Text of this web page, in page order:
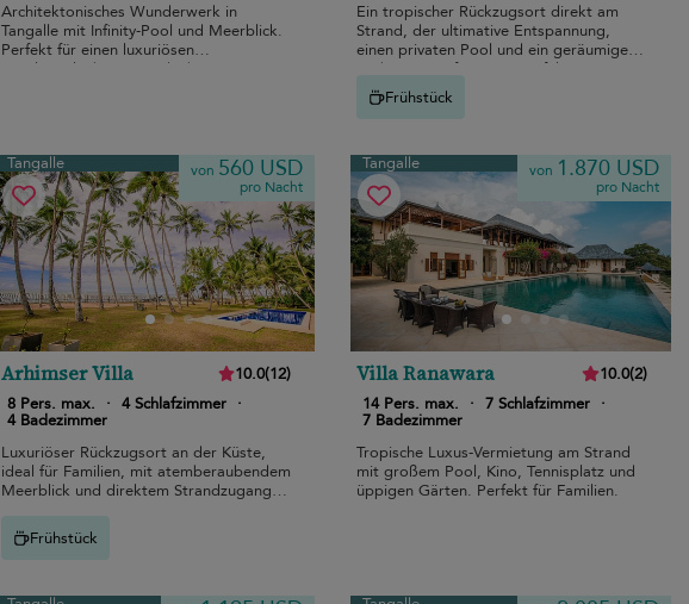
Architektonisches Wunderwerk in
Tangalle mit Infinity-Pool und Meerblick.
Perfekt für einen luxuriösen
Familienurlaub in Strandnähe.
Ein tropischer Rückzugsort direkt am
Strand, der ultimative Entspannung,
einen privaten Pool und ein geräumiges
Wohnzimmer für einen perfekten
Familienurlaub bietet.
Frühstück
Tangalle von 560 USD
pro Nacht
Arhimser Villa 10.0(12)
8 Pers. max.
· 4 Schlafzimmer ·
4 Badezimmer
Luxuriöser Rückzugsort an der Küste,
ideal für Familien, mit atemberaubendem
Meerblick und direktem Strandzugang in
Frühstück
Tangalle von 1.870 USD
pro Nacht
Villa Ranawara 10.0(2)
14 Pers. max.
· 7 Schlafzimmer ·
7 Badezimmer
Tropische Luxus-Vermietung am Strand
mit großem Pool, Kino, Tennisplatz und
üppigen Gärten. Perfekt für Familien.